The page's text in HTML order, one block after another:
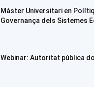
Màster Universitari en
Governança dels Sistemes
Webinar: Autoritat pública